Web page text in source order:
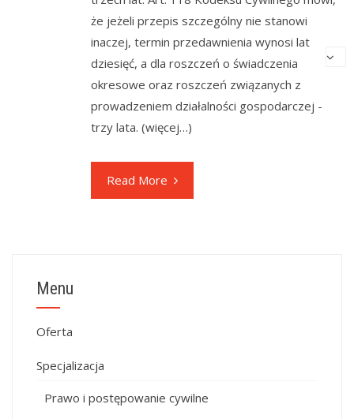
że jeżeli przepis szczególny nie stanowi
inaczej, termin przedawnienia wynosi lat
dziesięć, a dla roszczeń o świadczenia
okresowe oraz roszczeń związanych z
prowadzeniem działalności gospodarczej -
trzy lata. (więcej…)
Read More
Menu
Oferta
Specjalizacja
Prawo i postępowanie cywilne